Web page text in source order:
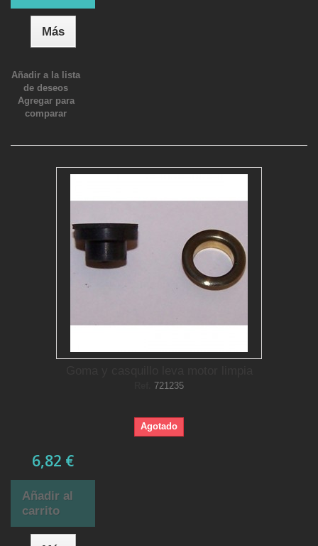
Más
Añadir a la lista
de deseos
Agregar para
comparar
721235
Agotado
6,82 €
Añadir al
carrito